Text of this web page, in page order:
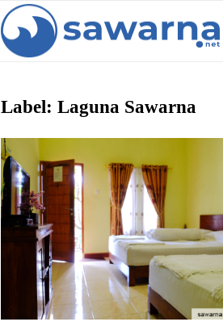
Label: Laguna Sawarna